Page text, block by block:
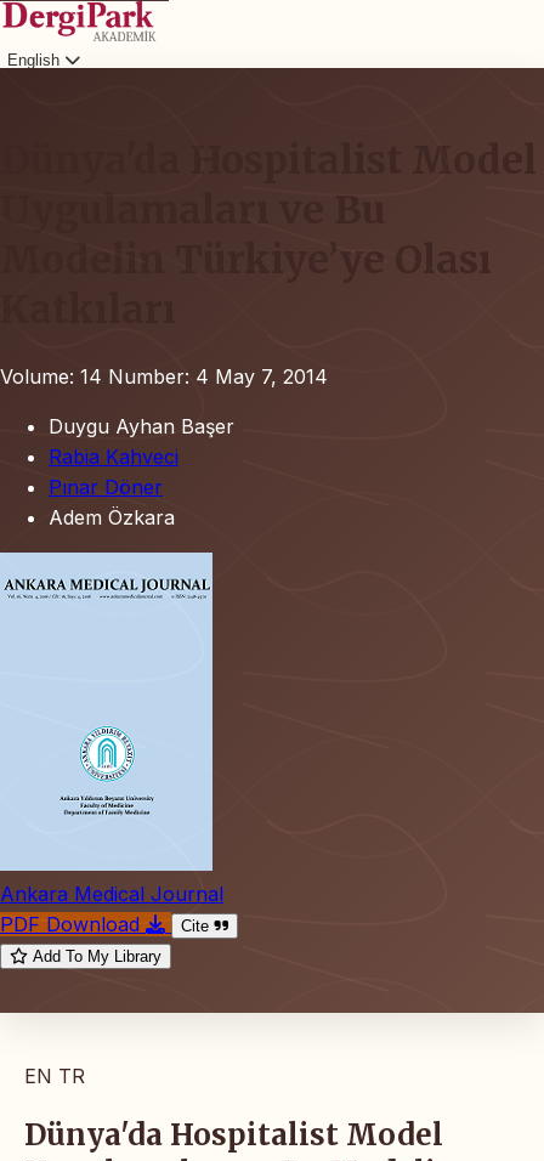
English
Dünya'da Hospitalist Model
Uygulamaları ve Bu
Modelin Türkiye’ye Olası
Volume: 14 Number: 4 May 7, 2014
Duygu Ayhan Başer
Rabia Kahveci
Pınar Döner
Adem Özkara
Ankara Medical Journal
PDF Download
Cite
Add To My Library
EN TR
Dünya'da Hospitalist Model